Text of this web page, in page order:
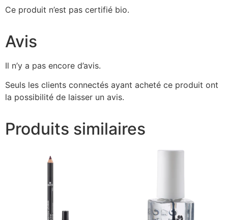
Ce produit n’est pas certifié bio.
Avis
Il n’y a pas encore d’avis.
Seuls les clients connectés ayant acheté ce produit ont
la possibilité de laisser un avis.
Produits similaires